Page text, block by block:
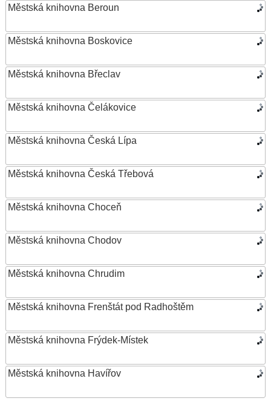
Městská knihovna Beroun
Městská knihovna Boskovice
Městská knihovna Břeclav
Městská knihovna Čelákovice
Městská knihovna Česká Lípa
Městská knihovna Česká Třebová
Městská knihovna Choceň
Městská knihovna Chodov
Městská knihovna Chrudim
Městská knihovna Frenštát pod Radhoštěm
Městská knihovna Frýdek-Místek
Městská knihovna Havířov